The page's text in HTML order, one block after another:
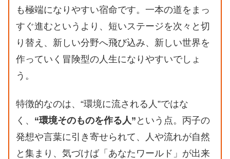
も極端になりやすい宿命です。一本の道をまっ
すぐ進むというより、短いステージを次々と切
り替え、新しい分野へ飛び込み、新しい世界を
作っていく冒険型の人生になりやすいでしょ
う。
特徴的なのは、“環境に流される人”ではな
く、 “環境そのものを作る人” という点。丙子の
発想や言葉に引き寄せられて、人や流れが自然
と集まり、気づけば「あなたワールド」が出来